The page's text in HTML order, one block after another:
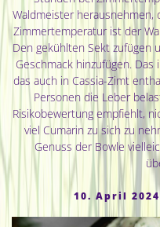
Waldmeister herausnehmen,
Zimmertemperatur ist der
Den gekühlten Sekt zufügen
Geschmack hinzufügen.
das auch in Cassia-Zimt
Personen die Leber
Risikobewertung empfiehlt,
viel Cumarin zu sich zu
Genuss der Bowle
10. April